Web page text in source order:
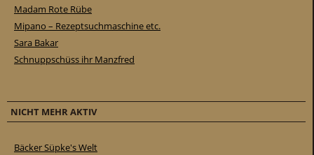
Madam Rote Rübe
Mipano – Rezeptsuchmaschine etc.
Sara Bakar
Schnuppschüss ihr Manzfred
NICHT MEHR AKTIV
Bäcker Süpke's Welt